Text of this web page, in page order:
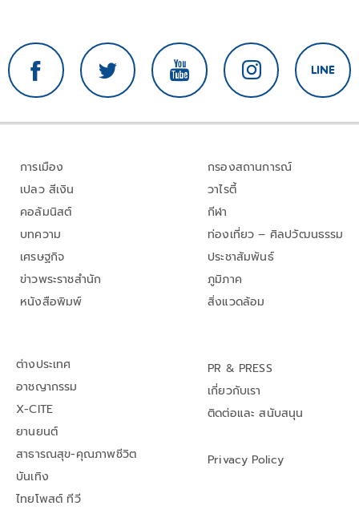
การเมือง
เปลว สีเงิน
คอลัมนิสต์
บทความ
เศรษฐกิจ
ข่าวพระราชสำนัก
หนังสือพิมพ์
กรองสถานการณ์
วาไรตี้
กีฬา
ท่องเที่ยว – ศิลปวัฒนธรรม
ประชาสัมพันธ์
ภูมิภาค
สิ่งแวดล้อม
ต่างประเทศ
อาชญากรรม
X-CITE
ยานยนต์
สาธารณสุข-คุณภาพชีวิต
บันเทิง
ไทยโพสต์ ทีวี
PR & PRESS
เกี่ยวกับเรา
ติดต่อและ สนับสนุน
Privacy Policy